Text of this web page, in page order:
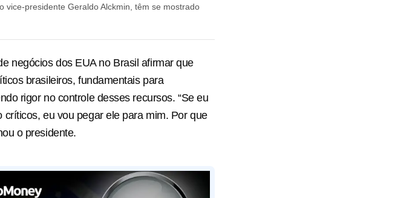
vice-presidente Geraldo Alckmin, têm se mostrado
negócios dos EUA no Brasil afirmar que
brasileiros, fundamentais para
rigor no controle desses recursos. “Se eu
eu vou pegar ele para mim. Por que
o presidente.